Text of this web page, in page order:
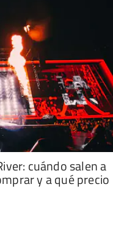
cuándo salen a
y a qué precio